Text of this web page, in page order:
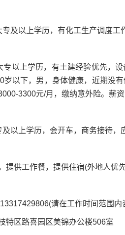
专及以上学历，有化工生产调度工
专以上学历，有土建经验优先，
岁以下，男，身体健康，近期没
3300元/月，缴纳意外险。薪
及以上学历，会开车，商务接待
提供工作餐，提供住宿(外地人优
请在工作时间范围内
特区路喜园区美锦办公楼506室